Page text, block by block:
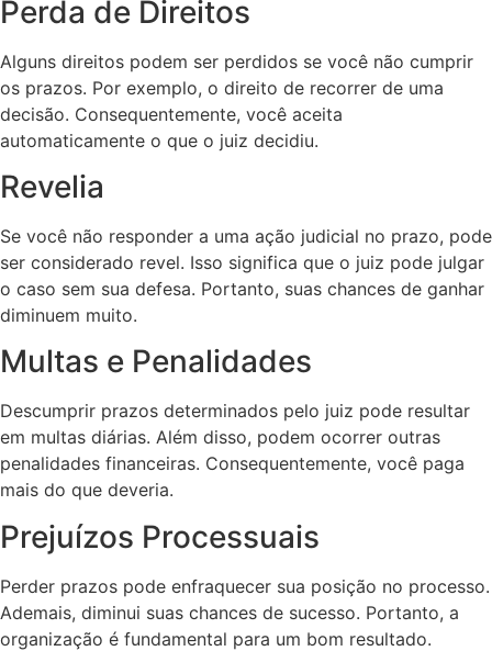
Perda de Direitos
Alguns direitos podem ser perdidos se você não cumprir
os prazos. Por exemplo, o direito de recorrer de uma
decisão. Consequentemente, você aceita
automaticamente o que o juiz decidiu.
Revelia
Se você não responder a uma ação judicial no prazo, pode
ser considerado revel. Isso significa que o juiz pode julgar
o caso sem sua defesa. Portanto, suas chances de ganhar
diminuem muito.
Multas e Penalidades
Descumprir prazos determinados pelo juiz pode resultar
em multas diárias. Além disso, podem ocorrer outras
penalidades financeiras. Consequentemente, você paga
mais do que deveria.
Prejuízos Processuais
Perder prazos pode enfraquecer sua posição no processo.
Ademais, diminui suas chances de sucesso. Portanto, a
organização é fundamental para um bom resultado.